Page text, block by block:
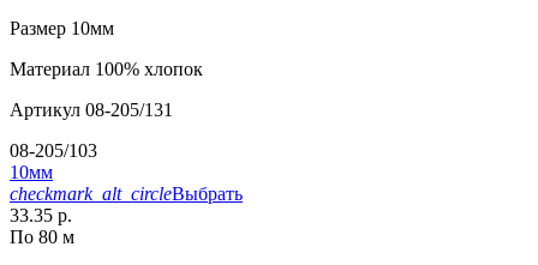
Размер 10мм
Материал 100% хлопок
Артикул 08-205/131
08-205/103
10мм
checkmark_alt_circleВыбрать
33.35 р.
По 80 м